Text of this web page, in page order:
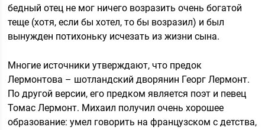
бедный отец не мог ничего возразить очень богатой
теще (хотя, если бы хотел, то бы возразил) и был
вынужден потихоньку исчезать из жизни сына.
Многие источники утверждают, что предок
Лермонтова – шотландский дворянин Георг Лермонт.
По другой версии, его предком является поэт и певец
Томас Лермонт. Михаил получил очень хорошее
образование: умел говорить на французском с детства,